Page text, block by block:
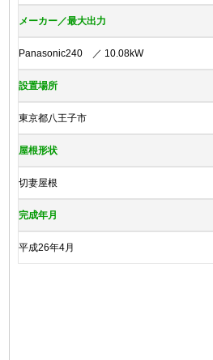
メーカー／最大出力
Panasonic240 ／ 10.08kW
設置場所
東京都八王子市
屋根形状
切妻屋根
完成年月
平成26年4月